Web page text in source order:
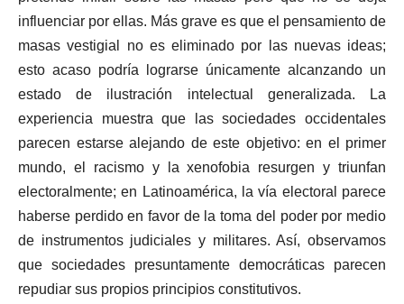
influenciar por ellas. Más grave es que el pensamiento de
masas vestigial no es eliminado por las nuevas ideas;
esto acaso podría lograrse únicamente alcanzando un
estado de ilustración intelectual generalizada. La
experiencia muestra que las sociedades occidentales
parecen estarse alejando de este objetivo: en el primer
mundo, el racismo y la xenofobia resurgen y triunfan
electoralmente; en Latinoamérica, la vía electoral parece
haberse perdido en favor de la toma del poder por medio
de instrumentos judiciales y militares. Así, observamos
que sociedades presuntamente democráticas parecen
repudiar sus propios principios constitutivos.